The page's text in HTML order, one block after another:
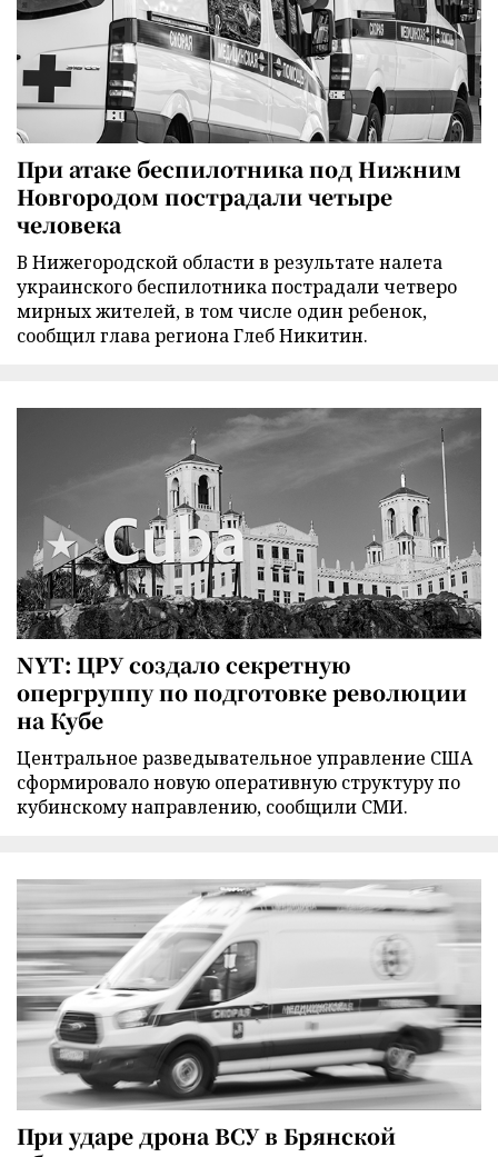
При атаке беспилотника под Нижним
Новгородом пострадали четыре
человека
В Нижегородской области в результате налета
украинского беспилотника пострадали четверо
мирных жителей, в том числе один ребенок,
сообщил глава региона Глеб Никитин.
NYT: ЦРУ создало секретную
опергруппу по подготовке революции
на Кубе
Центральное разведывательное управление США
сформировало новую оперативную структуру по
кубинскому направлению, сообщили СМИ.
При ударе дрона ВСУ в Брянской